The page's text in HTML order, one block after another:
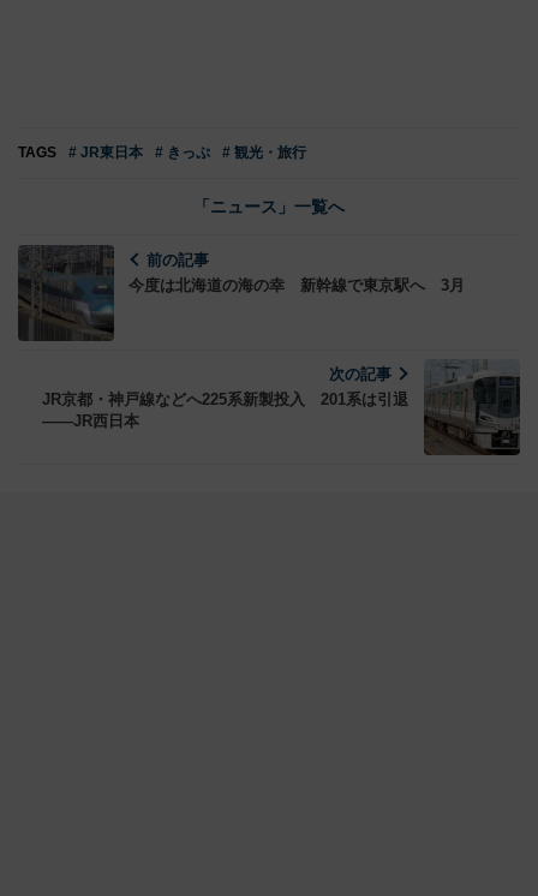
TAGS # JR東日本 # きっぷ # 観光・旅行
「ニュース」一覧へ
前の記事
今度は北海道の海の幸 新幹線で東京駅へ 3月
次の記事
JR京都・神戸線などへ225系新製投入 201系は引退
――JR西日本